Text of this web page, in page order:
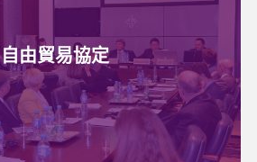
自由貿易協定